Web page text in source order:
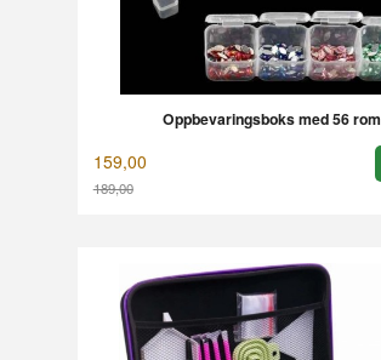
Oppbevaringsboks med 56 rom
159,00
189,00